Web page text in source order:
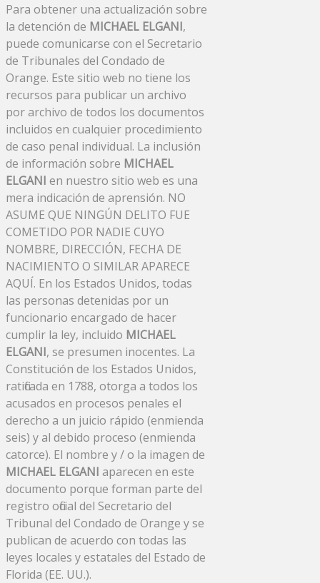
Para obtener una actualización sobre
la detención de MICHAEL ELGANI,
puede comunicarse con el Secretario
de Tribunales del Condado de
Orange. Este sitio web no tiene los
recursos para publicar un archivo
por archivo de todos los documentos
incluidos en cualquier procedimiento
de caso penal individual. La inclusión
de información sobre MICHAEL
ELGANI en nuestro sitio web es una
mera indicación de aprensión. NO
ASUME QUE NINGÚN DELITO FUE
COMETIDO POR NADIE CUYO
NOMBRE, DIRECCIÓN, FECHA DE
NACIMIENTO O SIMILAR APARECE
AQUÍ. En los Estados Unidos, todas
las personas detenidas por un
funcionario encargado de hacer
cumplir la ley, incluido MICHAEL
ELGANI, se presumen inocentes. La
Constitución de los Estados Unidos,
ratificada en 1788, otorga a todos los
acusados ​​en procesos penales el
derecho a un juicio rápido (enmienda
seis) y al debido proceso (enmienda
catorce). El nombre y / o la imagen de
MICHAEL ELGANI aparecen en este
documento porque forman parte del
registro oficial del Secretario del
Tribunal del Condado de Orange y se
publican de acuerdo con todas las
leyes locales y estatales del Estado de
Florida (EE. UU.).